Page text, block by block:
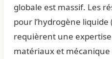
globale est massif. Les
pour l’hydrogène liquide
requièrent une
matériaux et